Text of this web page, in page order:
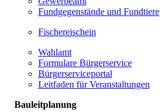
Fundgegenstände und Fundtiere
Fischereischein
Wahlamt
Formulare Bürgerservice
Bürgerserviceportal
Leitfaden für Veranstaltungen
Bauleitplanung